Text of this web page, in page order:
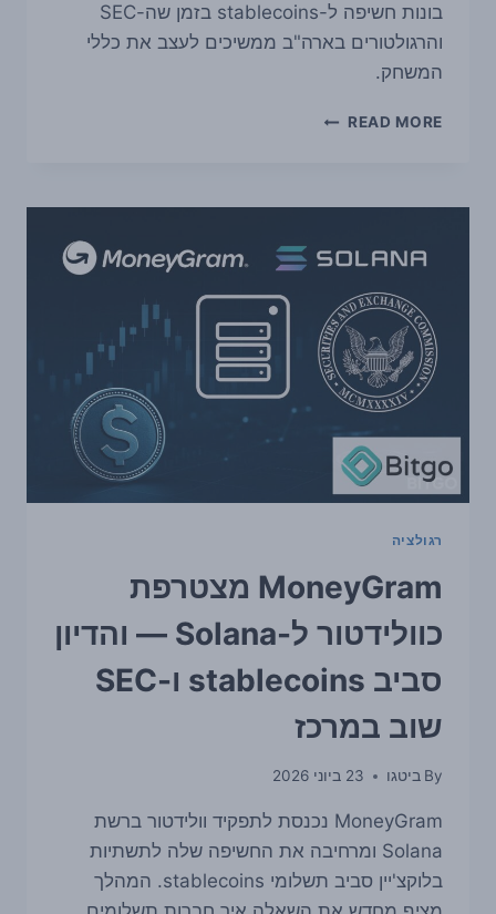
בונות חשיפה ל-stablecoins בזמן שה-SEC
והרגולטורים בארה"ב ממשיכים לעצב את כללי
המשחק.
READ MORE
MONEYGRAM
כוולידטור,
הגדול
בכלל
STABLECOINS
ורגולציה
רגולציה
MoneyGram מצטרפת
כוולידטור ל-Solana — והדיון
סביב stablecoins ו-SEC
שוב במרכז
By ביטגו 23 ביוני 2026
MoneyGram נכנסת לתפקיד וולידטור ברשת
Solana ומרחיבה את החשיפה שלה לתשתיות
בלוקצ'יין סביב תשלומי stablecoins. המהלך